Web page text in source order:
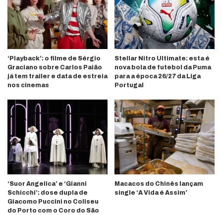
‘Playback’: o filme de Sérgio
Graciano sobre Carlos Paião
já tem trailer e data de estreia
nos cinemas
Stellar Nitro Ultimate: esta é
nova bola de futebol da Puma
para a época 26/27 da Liga
Portugal
‘Suor Angelica’ e ‘Gianni
Schicchi’: dose dupla de
Giacomo Puccini no Coliseu
do Porto com o Coro do São
Macacos do Chinês lançam
single ‘A Vida é Assim’